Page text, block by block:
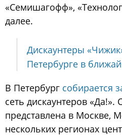
«Семишагофф»,
далее.
Дискаунтеры
Петербурге в
В Петербург собирается
сеть дискаунтеров «Да!».
представлена в Москве,
нескольких регионах